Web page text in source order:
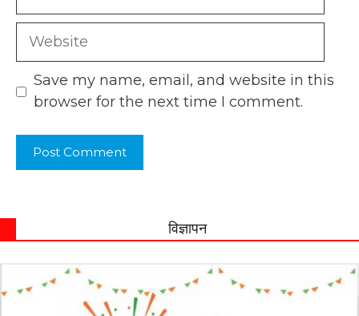
Website
Save my name, email, and website in this
browser for the next time I comment.
विज्ञापन